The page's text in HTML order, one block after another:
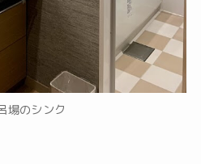
場のシンク